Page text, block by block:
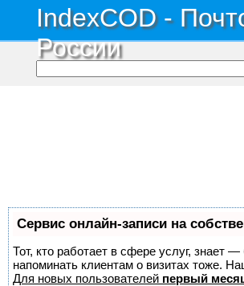
IndexCOD -
России
Сервис онлайн-записи на
Тот, кто работает в сфере услуг, знает
напоминать клиентам о визитах тоже.
Для новых пользователей первый